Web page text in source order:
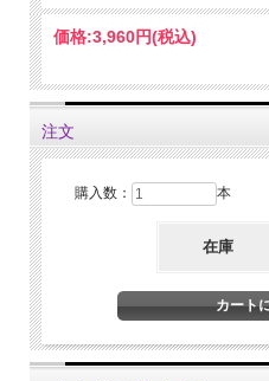
価格:3,960円(税込)
注文
購入数： 本
在庫